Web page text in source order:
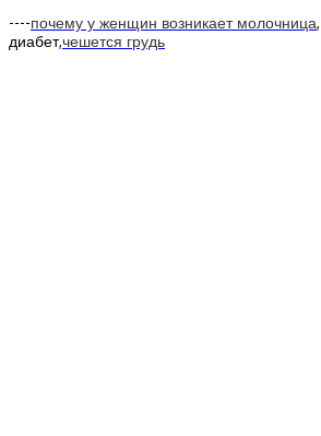
----почему у женщин возникает молочница
диабет,чешется грудь